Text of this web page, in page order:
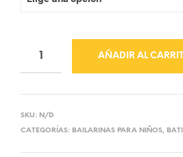
AÑADIR AL
SKU: N/D
CATEGORÍAS: BAILARINAS PARA NIÑOS,